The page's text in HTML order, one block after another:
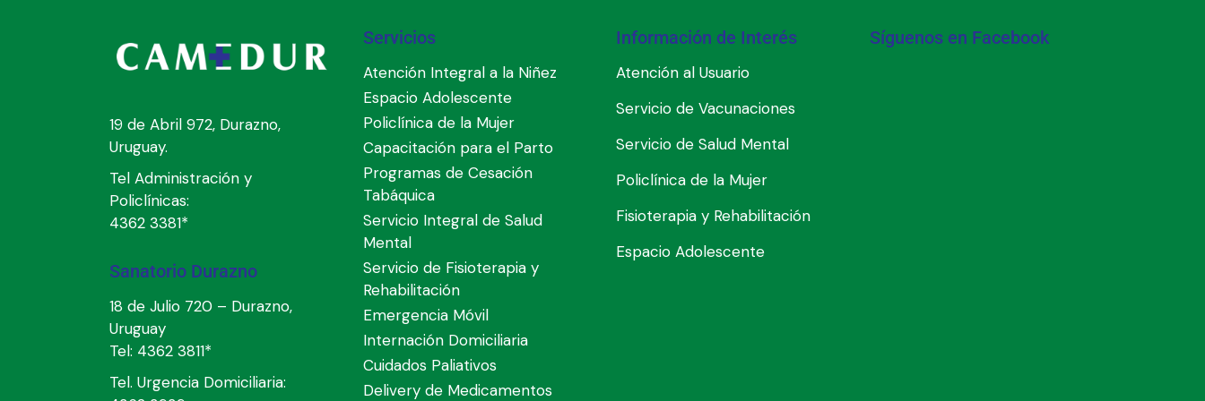
19 de Abril 972, Durazno,
Uruguay.
Tel Administración y
Policlínicas:
4362 3381*
Sanatorio Durazno
18 de Julio 720 – Durazno,
Uruguay
Tel: 4362 3811*
Tel. Urgencia Domiciliaria:
Servicios
Atención Integral a la Niñez
Espacio Adolescente
Policlínica de la Mujer
Capacitación para el Parto
Programas de Cesación
Tabáquica
Servicio Integral de Salud
Mental
Servicio de Fisioterapia y
Rehabilitación
Emergencia Móvil
Internación Domiciliaria
Cuidados Paliativos
Delivery de Medicamentos
Información de Interés
Atención al Usuario
Servicio de Vacunaciones
Servicio de Salud Mental
Policlínica de la Mujer
Fisioterapia y Rehabilitación
Espacio Adolescente
Síguenos en Facebook